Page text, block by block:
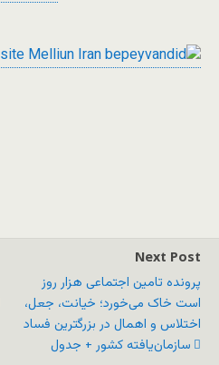
Next Post
پرونده تامین اجتماعی هزار روز
است خاک می‌خورد؛ خیانت، جعل،
اختلاس و اهمال در بزرگترین فساد
سازمان‌یافته کشور + جدول